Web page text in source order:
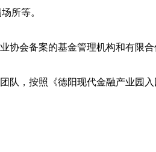
所等。
协会备案的基金管理机构和有限
队，按照《德阳现代金融产业园